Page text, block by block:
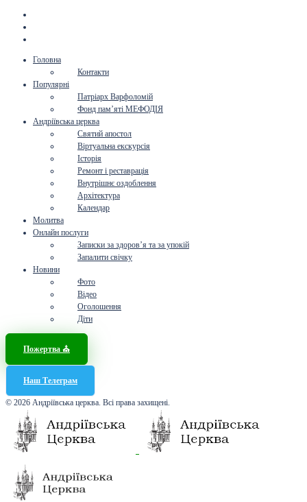
Головна
Контакти
Популярні
Патріарх Варфоломій
Фонд пам’яті МЕФОДІЯ
Андріївська церква
Святий апостол
Віртуальна екскурсія
Історія
Ремонт і реставрація
Внутрішнє оздоблення
Архітектура
Календар
Молитва
Онлайн послуги
Записки за здоров’я та за упокій
Запалити свічку
Новини
Фото
Відео
Оголошення
Діти
Пожертва ⛪️
Наш Телеграм
© 2026 Андріївська церква. Всі права захищені.